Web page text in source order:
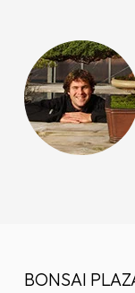
BONSAI